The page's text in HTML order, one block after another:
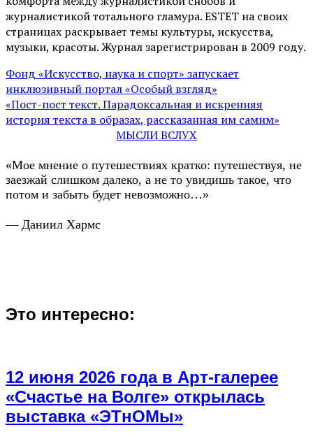
журналистикой тотального гламура. ESTET на своих
страницах раскрывает темы культуры, искусства,
музыки, красоты. Журнал зарегистрирован в 2009 году.
Фонд «Искусство, наука и спорт» запускает
инклюзивный портал «Особый взгляд»
«Пост-пост текст. Парадоксальная и искренняя
история текста в образах, рассказанная им самим»
МЫСЛИ ВСЛУХ
«Мое мнение о путешествиях кратко: путешествуя, не
заезжай слишком далеко, а не то увидишь такое, что
потом и забыть будет невозможно…»
— Даниил Хармс
Это интересно:
12 июня 2026 года в Арт-галерее
«Счастье на Волге» открылась
выставка «ЭТнОМы»